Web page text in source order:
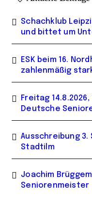
Schachklub
und bittet um
ESK beim 16.
zahlenmäßig
Freitag
Deutsche
Ausschreibung 3.
Stadtilm
Joachim
Seniorenmeister